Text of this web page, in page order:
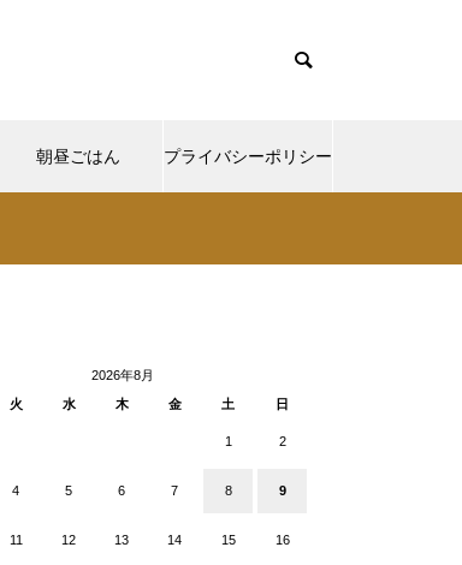
朝昼ごはん プライバシーポリシー
muum_tcd085/functions/menu.php
2026年8月
火 水 木 金 土 日
1 2
4 5 6 7 8 9
11 12 13 14 15 16